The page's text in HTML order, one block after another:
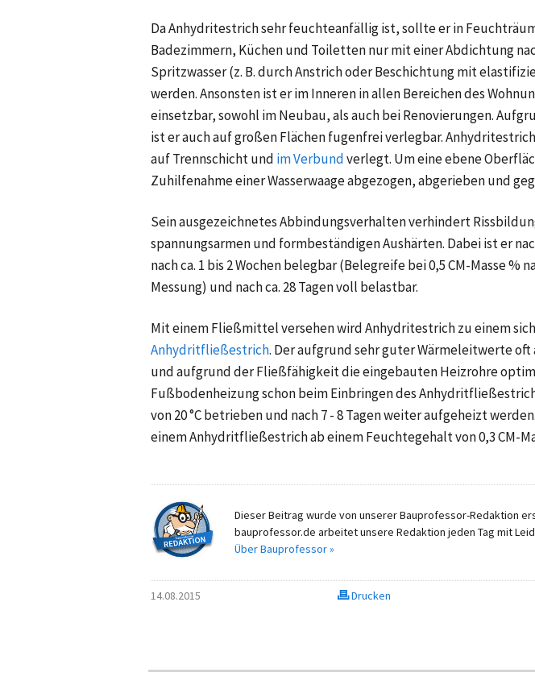
Da Anhydritestrich sehr feuchteanfällig ist, sollte er in
Badezimmern, Küchen und Toiletten nur mit einer Abdichtung
Spritzwasser(z. B.durch Anstrich oder Beschichtung mit
werden. Ansonsten ist er im Inneren in allen Bereichen des
einsetzbar, sowohl im Neubau, als auch bei Renovierungen.
ist er auch auf großen Flächen fugenfrei verlegbar.
auf Trennschichtund im Verbundverlegt. Um eine ebene
Zuhilfenahme einer Wasserwaage abgezogen, abgerieben und
Sein ausgezeichnetes Abbindungsverhalten verhindert
spannungsarmen und formbeständigen Aushärten. Dabei ist er
nach ca. 1 bis 2 Wochen belegbar (Belegreife bei0,5 CM-Masse %
Messung) und nach ca. 28 Tagen voll belastbar.
Mit einem Fließmittel versehen wird Anhydritestrich zu einem
Anhydritfließestrich. Der aufgrund sehr guter Wärmeleitwerte oft
und aufgrund der Fließfähigkeit die eingebauten Heizrohre
Fußbodenheizung schon beim Einbringen des
von20 °Cbetrieben und nach7 - 8 Tagenweiter aufgeheizt
einem Anhydritfließestrich ab einem Feuchtegehalt von0,3 CM-
Dieser Beitrag wurde von unserer Bauprofessor-Redaktion
bauprofessor.de arbeitet unsere Redaktion jeden Tag mit
Über Bauprofessor »
14.08.2015 Drucken